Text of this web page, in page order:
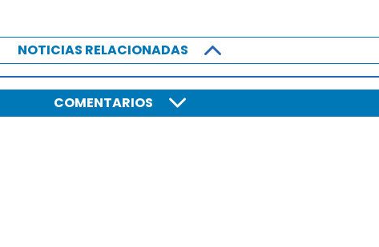
NOTICIAS RELACIONADAS
COMENTARIOS